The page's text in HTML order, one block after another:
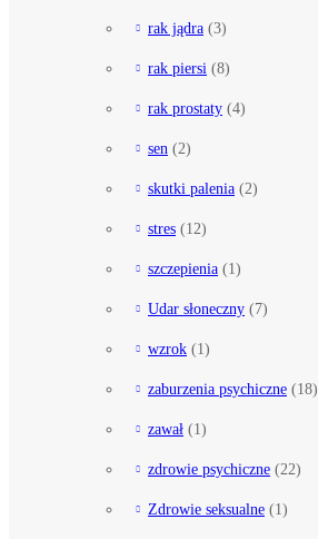
rak jądra (3)
rak piersi (8)
rak prostaty (4)
sen (2)
skutki palenia (2)
stres (12)
szczepienia (1)
Udar słoneczny (7)
wzrok (1)
zaburzenia psychiczne (18)
zawał (1)
zdrowie psychiczne (22)
Zdrowie seksualne (1)